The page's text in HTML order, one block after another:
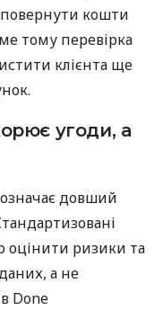
кошти
тому перевірка
клієнта ще
угоди, а
довший
оцінити ризики та
а не
Done